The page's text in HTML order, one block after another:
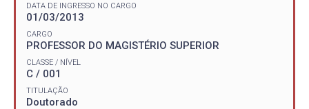
DATA DE INGRESSO NO CARGO
01/03/2013
CARGO
PROFESSOR DO MAGISTÉRIO SUPERIOR
CLASSE / NÍVEL
C / 001
TITULAÇÃO
Doutorado